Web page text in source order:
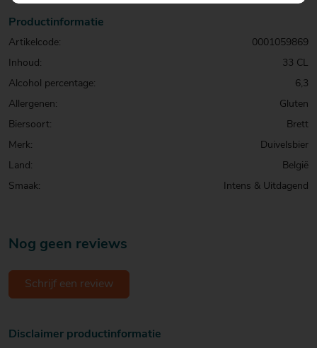
Nog geen reviews
Schrijf een review
Productinformatie
Artikelcode:
0001059869
Inhoud:
33 CL
Alcohol percentage:
6,3
Allergenen:
Gluten
Biersoort:
Brett
Merk:
Duivelsbier
Land:
België
Smaak:
Intens & Uitdagend
Disclaimer productinformatie